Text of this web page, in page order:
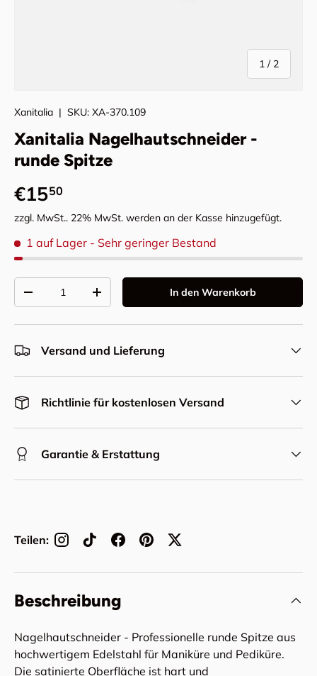
1 / von
2
Xanitalia | SKU: XA-370.109
Xanitalia Nagelhautschneider -
runde Spitze
Normaler Preis
€1550
zzgl. MwSt.. 22% MwSt. werden an der Kasse hinzugefügt.
1 auf Lager - Sehr geringer Bestand
Menge verringernMenge erhöhen In den Warenkorb
Versand und Lieferung
Richtlinie für kostenlosen Versand
Garantie & Erstattung
Teilen:
Beschreibung
Nagelhautschneider - Professionelle runde Spitze aus
hochwertigem Edelstahl für Maniküre und Pediküre.
Die satinierte Oberfläche ist hart und